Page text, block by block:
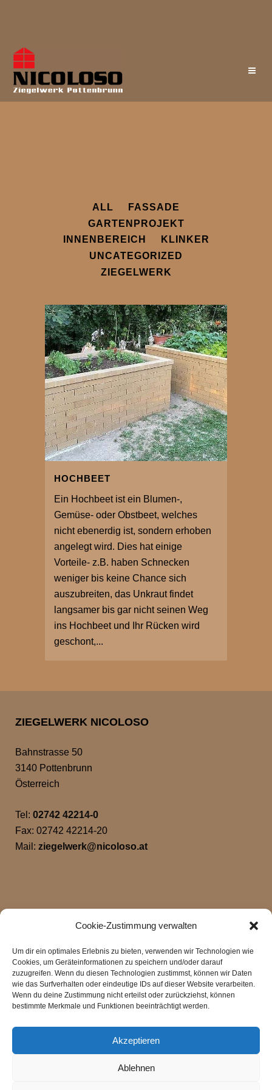
Cookie-Zustimmung verwalten
Um dir ein optimales Erlebnis zu bieten, verwenden wir Technologien wie
Cookies, um Geräteinformationen zu speichern und/oder darauf
zuzugreifen. Wenn du diesen Technologien zustimmst, können wir Daten
wie das Surfverhalten oder eindeutige IDs auf dieser Website verarbeiten.
Wenn du deine Zustimmung nicht erteilst oder zurückziehst, können
bestimmte Merkmale und Funktionen beeinträchtigt werden.
Akzeptieren
Ablehnen
ALL
FASSADE
GARTENPROJEKT
INNENBEREICH
KLINKER
UNCATEGORIZED
ZIEGELWERK
HOCHBEET
Ein Hochbeet ist ein Blumen-,
Gemüse- oder Obstbeet, welches
nicht ebenerdig ist, sondern erhoben
angelegt wird. Dies hat einige
Vorteile- z.B. haben Schnecken
weniger bis keine Chance sich
auszubreiten, das Unkraut findet
langsamer bis gar nicht seinen Weg
ins Hochbeet und Ihr Rücken wird
geschont,...
ZIEGELWERK NICOLOSO
Bahnstrasse 50
3140 Pottenbrunn
Österreich
Tel: 02742 42214-0
Fax: 02742 42214-20
Mail: ziegelwerk@nicoloso.at
Klicke hier, um Marketing-Cookies zu
akzeptieren und diesen Inhalt zu aktivieren